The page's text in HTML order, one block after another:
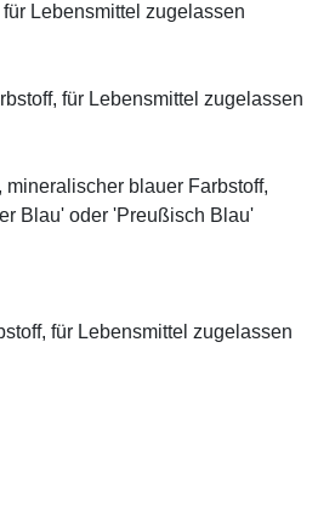
Lebensmittel zugelassen
für Lebensmittel zugelassen
mineralischer blauer Farbstoff,
Blau' oder 'Preußisch Blau'
für Lebensmittel zugelassen